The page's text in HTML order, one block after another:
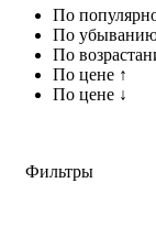
По
По
По
По цене ↑
По цене ↓
Фильтры